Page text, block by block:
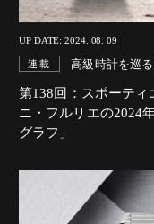
UP DATE: 2024. 08. 09
連載 高級時計を巡
第138回：スポーテ
ニ・フルリエの2024
グラフ」